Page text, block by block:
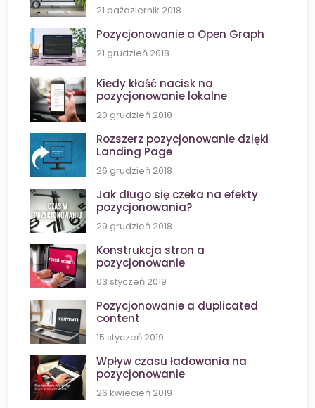
21 październik 2018
Pozycjonowanie a Open Graph
21 grudzień 2018
Kiedy kłaść nacisk na
pozycjonowanie lokalne
20 grudzień 2018
Rozszerz pozycjonowanie dzięki
Landing Page
26 grudzień 2018
Jak długo się czeka na efekty
pozycjonowania?
29 grudzień 2018
Konstrukcja stron a
pozycjonowanie
03 styczeń 2019
Pozycjonowanie a duplicated
content
15 styczeń 2019
Wpływ czasu ładowania na
pozycjonowanie
26 kwiecień 2019